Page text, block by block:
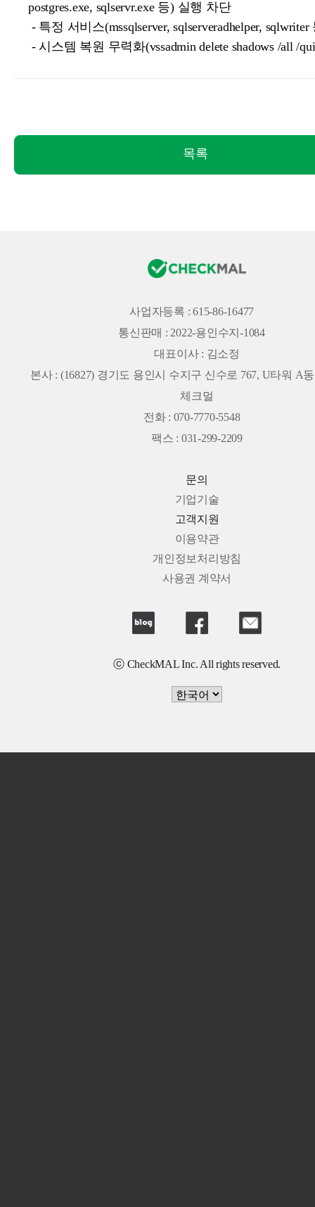
postgres.exe, sqlservr.exe 등) 실행 차단
- 특정 서비스(mssqlserver, sqlserveradhelper,
- 시스템 복원 무력화(vssadmin delete shadows /all /
목록
사업자등록 : 615-86-16477
통신판매 : 2022-용인수지-1084
대표이사 : 김소정
본사 : (16827) 경기도 용인시 수지구 신수로 767, U타워 A
체크멀
전화 : 070-7770-5548
팩스 : 031-299-2209
문의
기업기술
고객지원
이용약관
개인정보처리방침
사용권 계약서
ⓒ CheckMAL Inc. All rights reserved.